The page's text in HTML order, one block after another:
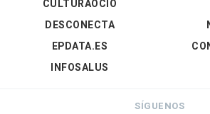
CULTURAOCIO
DESCONECTA
EPDATA.ES
INFOSALUS
SÍGUENOS